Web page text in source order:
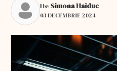
De Simona Haiduc
03 DECEMBRIE 2024